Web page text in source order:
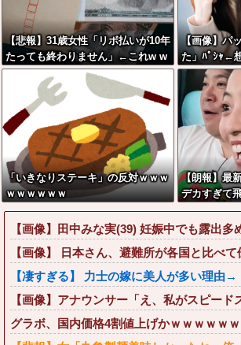
【悲報】31歳女性「リボ払いが10年
たっても終わりません」←これw w
w w w w w
【画像】パ
た」ﾊﾟｼｬ←
て草
「いきなりステーキ」の反対ｗｗｗ
ｗｗｗｗｗｗ
【朗報】最
デカすぎて
【画像】田中みな実(39) 妊娠中でも露出多
【画像】 日本さん、避難所が各国と比べ
【凄すぎる】 力士の嫁に美人が多い理由→
【画像】アナウンサー「え、私がスピード
グラボ、国内価格4割値上げかｗｗｗｗｗ